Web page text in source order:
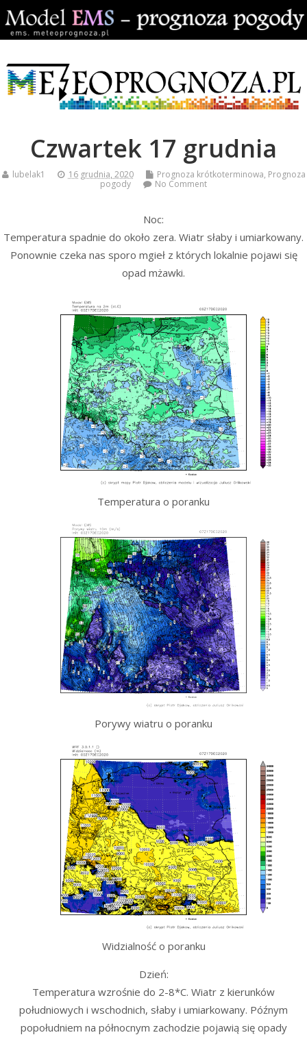
Czwartek 17 grudnia
lubelak1 16 grudnia, 2020 Prognoza krótkoterminowa, Prognoza
pogody
No Comment
Noc:
Temperatura spadnie do około zera. Wiatr słaby i umiarkowany.
Ponownie czeka nas sporo mgieł z których lokalnie pojawi się
opad mżawki.
Temperatura o poranku
Porywy wiatru o poranku
Widzialność o poranku
Dzień:
Temperatura wzrośnie do 2-8*C. Wiatr z kierunków
południowych i wschodnich, słaby i umiarkowany. Późnym
popołudniem na północnym zachodzie pojawią się opady